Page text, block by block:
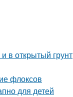
в открытый грунт
флоксов
для детей